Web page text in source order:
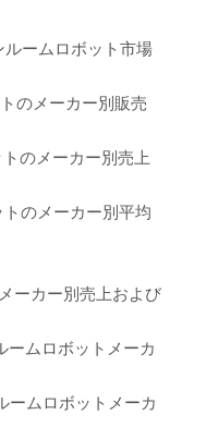
ームロボット市場
のメーカー別販売
のメーカー別売上
のメーカー別平均
ーカー別売上および
ムロボットメーカ
ムロボットメーカ